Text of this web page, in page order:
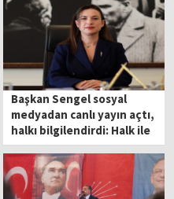
Başkan Sengel sosyal
medyadan canlı yayın açtı,
halkı bilgilendirdi: Halk ile
daha iç içe